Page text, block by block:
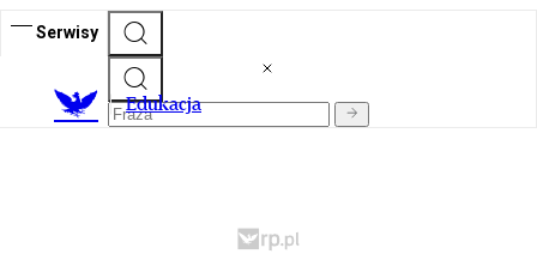
Serwisy
Edukacja